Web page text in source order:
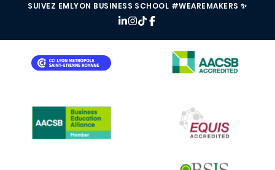
SUIVEZ EMLYON BUSINESS SCHOOL #WEAREMAKERS ✨
IMAGE
IMAGE